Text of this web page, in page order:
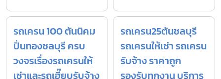
รถเครน 100 ตันนิคม
ปิ่นทองชลบุรี ครบ
วงจรเรื่องรถเครนให้
เช่าและรถเฮี๊ยบรับจ้าง
รถเครน25ตันชลบุรี
รถเครนให้เช่า รถเครน
รับจ้าง ราคาถูก
รองรับทุกงาน บริการ